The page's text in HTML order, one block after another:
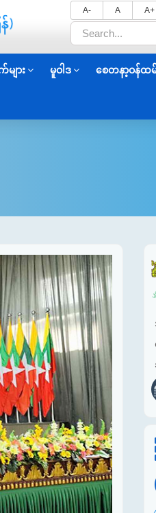
A- A A+
များ မူဝါဒ စေတနာ့ဝန်ထမ်